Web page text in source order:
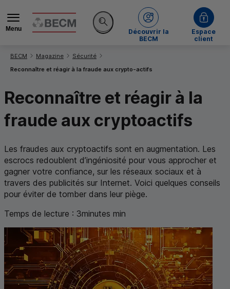
Menu
Rechercher sur le site
Découvrir la
BECM
de la BECM
Espace
client
Vous êtes ici:
BECM Magazine
Sécurité
Reconnaître et réagir à la fraude aux crypto-actifs
Reconnaître et réagir à la
fraude aux cryptoactifs
Les fraudes aux cryptoactifs sont en augmentation. Les
escrocs redoublent d’ingéniosité pour vous approcher et
gagner votre confiance, sur les réseaux sociaux et à
travers des publicités sur Internet. Voici quelques conseils
pour éviter de tomber dans leur piège.
Temps de lecture : 3minutes min